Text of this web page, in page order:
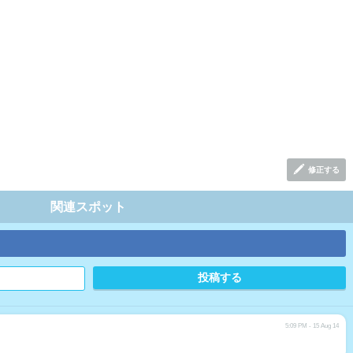
修正する
関連スポット
5:09 PM - 15 Aug 14